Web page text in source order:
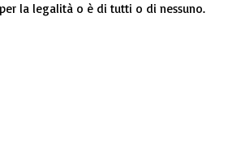
la legalità o è di tutti o di nessuno.